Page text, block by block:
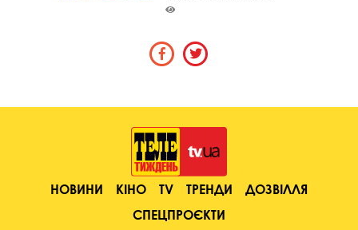
НОВИНИ КІНО TV ТРЕНДИ
ДОЗВІЛЛЯ
СПЕЦПРОЄКТИ